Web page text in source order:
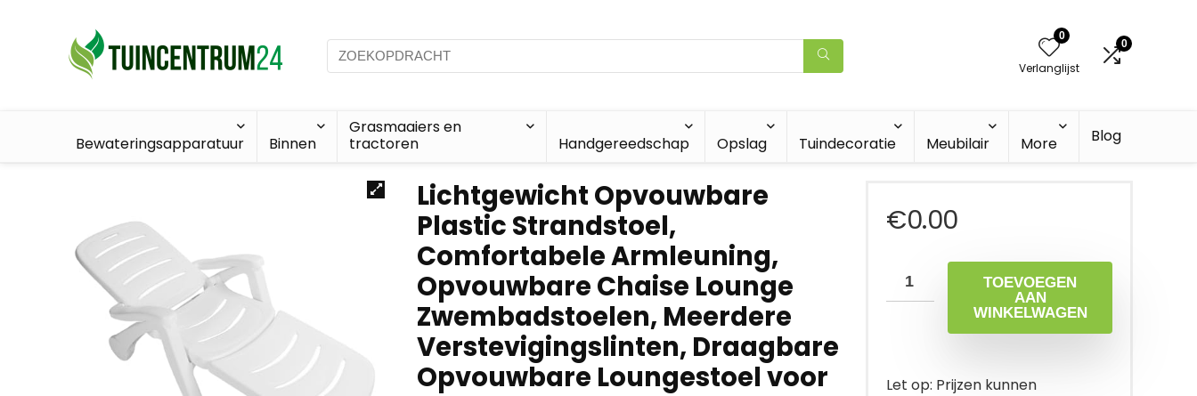
0
Verlanglijst
0
Bewateringsapparatuur Binnen
Grasmaaiers en
tractoren
Handgereedschap Opslag Tuindecoratie Meubilair More Blog
Lichtgewicht Opvouwbare
Plastic Strandstoel,
Comfortabele Armleuning,
Opvouwbare Chaise Lounge
Zwembadstoelen, Meerdere
Verstevigingslinten, Draagbare
Opvouwbare Loungestoel voor
€0.00
TOEVOEGEN
AAN
WINKELWAGEN
Let op: Prijzen kunnen